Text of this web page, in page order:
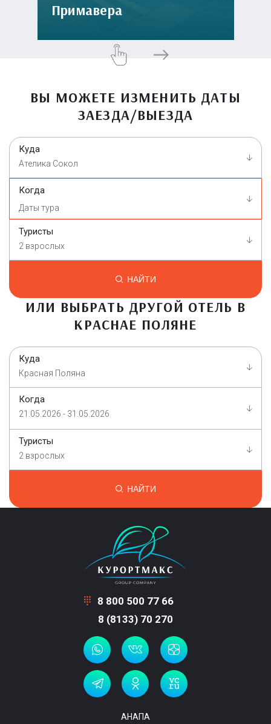
Примавера
ВЫ МОЖЕТЕ ИЗМЕНИТЬ ДАТЫ
ЗАЕЗДА/ВЫЕЗДА
Куда
Ателика Сокол
Когда
Туристы
2 взрослых
НАЙТИ
ИЛИ ВЫБРАТЬ ДРУГОЙ ОТЕЛЬ В
КРАСНАЕ ПОЛЯНЕ
Куда
Красная Поляна
Когда
21.05.2026 - 31.05.2026
Туристы
2 взрослых
НАЙТИ
8 800 500 77 66
8 (8133) 70 270
АНАПА